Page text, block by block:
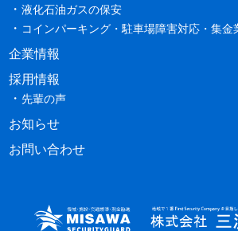
液化石油ガスの保安
コインパーキング・駐車場障害対応・集金
企業情報
採用情報
先輩の声
お知らせ
お問い合わせ